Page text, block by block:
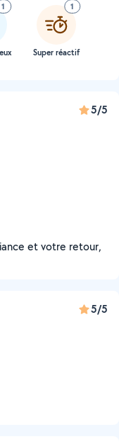
1 1
Super réactif
5/5
et votre retour,
5/5